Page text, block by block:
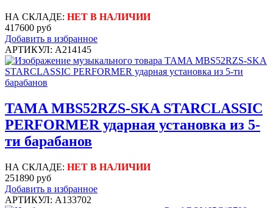
НА СКЛАДЕ: НЕТ В НАЛИЧИИ
417600 руб
Добавить в избранное
АРТИКУЛ: A214145
TAMA MBS52RZS-SKA STARCLASSIC
PERFORMER ударная установка из 5-
ти барабанов
НА СКЛАДЕ: НЕТ В НАЛИЧИИ
251890 руб
Добавить в избранное
АРТИКУЛ: A133702